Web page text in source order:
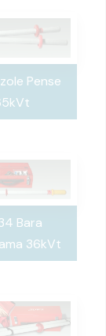
Pense
Bara
36kVt